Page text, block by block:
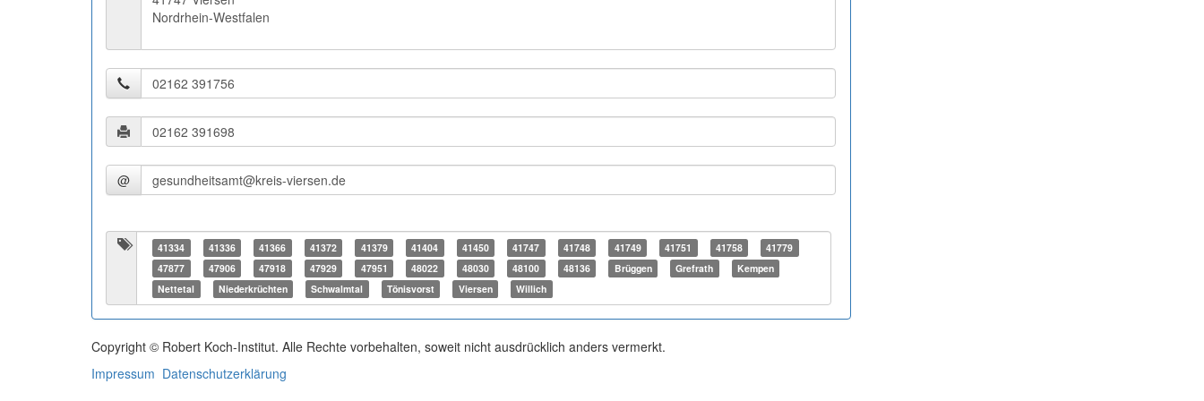
Nordrhein-Westfalen
@
41334 41336 41366 41372 41379 41404 41450 41747 41748 41749 41751 41758
41779
47877
47906 47918 47929 47951 48022 48030 48100 48136 Brüggen Grefrath
Kempen
Nettetal
Niederkrüchten Schwalmtal Tönisvorst Viersen Willich
Copyright © Robert Koch-Institut. Alle Rechte vorbehalten, soweit nicht ausdrücklich anders vermerkt.
Impressum Datenschutzerklärung